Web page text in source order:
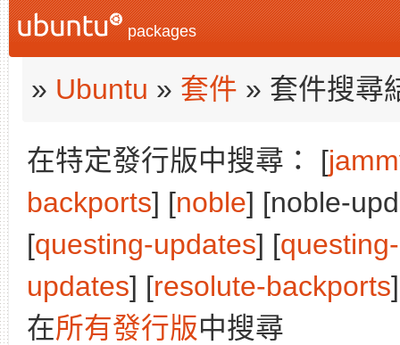
packages
» Ubuntu » 套件 » 套件搜尋
在特定發行版中搜尋： [
backports] [noble] [noble-
[questing-updates] [
updates] [resolute-backports
在所有發行版中搜尋